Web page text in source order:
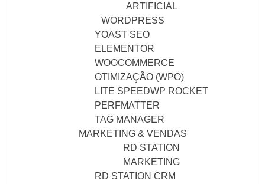
ARTIFICIAL
WORDPRESS
YOAST SEO
ELEMENTOR
WOOCOMMERCE
OTIMIZAÇÃO (WPO)
LITE SPEEDWP ROCKET
PERFMATTER
TAG MANAGER
MARKETING & VENDAS
RD STATION
MARKETING
RD STATION CRM